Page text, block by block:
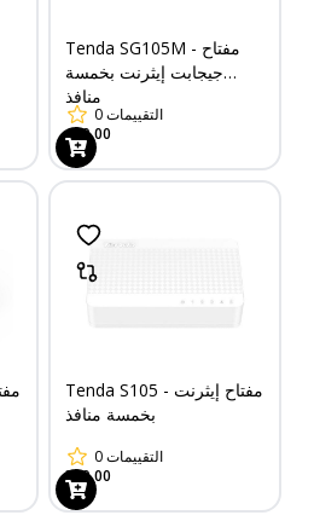
Tenda SG105M - مفتاح
جيجابت إيثرنت بخمسة
منافذ
0التقييمات
499.00
Tenda S105 - مفتاح إيثرنت
بخمسة منافذ
0التقييمات
339.00